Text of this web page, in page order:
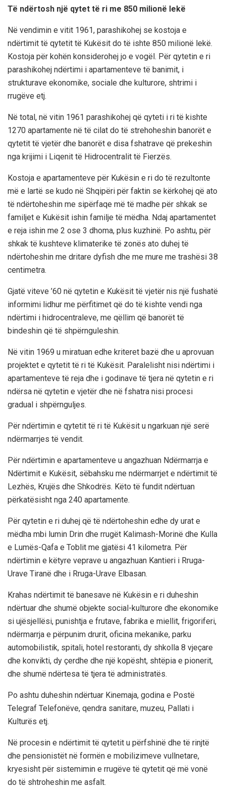
Të ndërtosh një qytet të ri me 850 milionë lekë
Në vendimin e vitit 1961, parashikohej se kostoja e
ndërtimit të qytetit të Kukësit do të ishte 850 milionë lekë.
Kostoja për kohën konsiderohej jo e vogël. Për qytetin e ri
parashikohej ndërtimi i apartamenteve të banimit, i
strukturave ekonomike, sociale dhe kulturore, shtrimi i
rrugëve etj.
Në total, në vitin 1961 parashikohej që qyteti i ri të kishte
1270 apartamente në të cilat do të strehoheshin banorët e
qytetit të vjetër dhe banorët e disa fshatrave që prekeshin
nga krijimi i Liqenit të Hidrocentralit të Fierzës.
Kostoja e apartamenteve për Kukësin e ri do të rezultonte
më e lartë se kudo në Shqipëri për faktin se kërkohej që ato
të ndërtoheshin me sipërfaqe më të madhe për shkak se
familjet e Kukësit ishin familje të mëdha. Ndaj apartamentet
e reja ishin me 2 ose 3 dhoma, plus kuzhinë. Po ashtu, për
shkak të kushteve klimaterike të zonës ato duhej të
ndërtoheshin me dritare dyfish dhe me mure me trashësi 38
centimetra.
Gjatë viteve ’60 në qytetin e Kukësit të vjetër nis një fushatë
informimi lidhur me përfitimet që do të kishte vendi nga
ndërtimi i hidrocentraleve, me qëllim që banorët të
bindeshin që të shpërnguleshin.
Në vitin 1969 u miratuan edhe kriteret bazë dhe u aprovuan
projektet e qytetit të ri të Kukësit. Paralelisht nisi ndërtimi i
apartamenteve të reja dhe i godinave të tjera në qytetin e ri
ndërsa në qytetin e vjetër dhe në fshatra nisi procesi
gradual i shpërnguljes.
Për ndërtimin e qytetit të ri të Kukësit u ngarkuan një serë
ndërmarrjes të vendit.
Për ndërtimin e apartamenteve u angazhuan Ndërmarrja e
Ndërtimit e Kukësit, sëbahsku me ndërmarrjet e ndërtimit të
Lezhës, Krujës dhe Shkodrës. Këto të fundit ndërtuan
përkatësisht nga 240 apartamente.
Për qytetin e ri duhej që të ndërtoheshin edhe dy urat e
mëdha mbi lumin Drin dhe rrugët Kalimash-Morinë dhe Kulla
e Lumës-Qafa e Toblit me gjatësi 41 kilometra. Për
ndërtimin e këtyre veprave u angazhuan Kantieri i Rruga-
Urave Tiranë dhe i Rruga-Urave Elbasan.
Krahas ndërtimit të banesave në Kukësin e ri duheshin
ndërtuar dhe shumë objekte social-kulturore dhe ekonomike
si ujësjellësi, punishtja e frutave, fabrika e miellit, frigoriferi,
ndërmarrja e përpunim drurit, oficina mekanike, parku
automobilistik, spitali, hotel restoranti, dy shkolla 8 vjeçare
dhe konvikti, dy çerdhe dhe një kopësht, shtëpia e pionerit,
dhe shumë ndërtesa të tjera të administratës.
Po ashtu duheshin ndërtuar Kinemaja, godina e Postë
Telegraf Telefonëve, qendra sanitare, muzeu, Pallati i
Kulturës etj.
Në procesin e ndërtimit të qytetit u përfshinë dhe të rinjtë
dhe pensionistët në formën e mobilizimeve vullnetare,
kryesisht për sistemimin e rrugëve të qytetit që më vonë
do të shtroheshin me asfalt.